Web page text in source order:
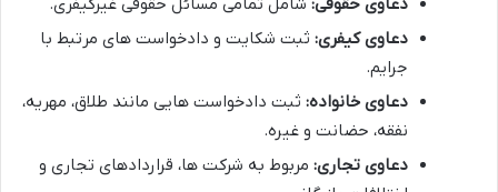
دعاوی حقوقی: شامل تمامی مسائل حقوقی غیرکیفری.
دعاوی کیفری: ثبت شکایت و دادخواست های مرتبط با
جرایم.
دعاوی خانواده: ثبت دادخواست هایی مانند طلاق، مهریه،
نفقه، حضانت و غیره.
دعاوی تجاری: مربوط به شرکت ها، قراردادهای تجاری و